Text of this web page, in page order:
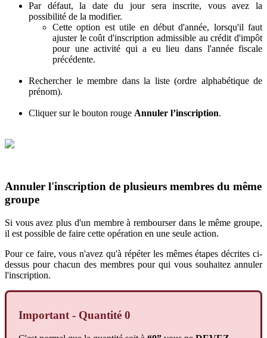
Par défaut, la date du jour sera inscrite, vous avez
la
possibilité de la modifier.
Cette option est utile en début d'année, lorsqu'il faut
ajuster le coût d'inscription admissible au crédit d'impôt
pour une activité qui a eu lieu dans l'année fiscale
précédente.
Rechercher le membre dans la liste (ordre alphabétique de
prénom).
Cliquer sur le bouton rouge Annuler l’inscription.
Annuler l'inscription de plusieurs membres du même
groupe
Si vous avez plus d'un membre à rembourser dans le même groupe,
il est possible de faire cette opération en une seule action.
Pour ce faire, vous n'avez qu'à répéter les mêmes étapes décrites ci-
dessus pour chacun des membres pour qui vous souhaitez annuler
l'inscription.
Important - Quantité 0